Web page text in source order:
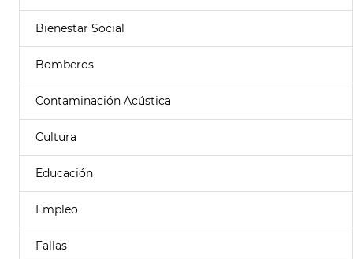
Bienestar Social
Bomberos
Contaminación Acústica
Cultura
Educación
Empleo
Fallas